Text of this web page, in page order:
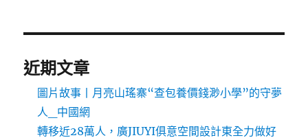
近期文章
圖片故事丨月亮山瑤寨“查包養價錢渺小學”的守夢
人_中國網
轉移近28萬人，廣JIUYI俱意空間設計東全力做好